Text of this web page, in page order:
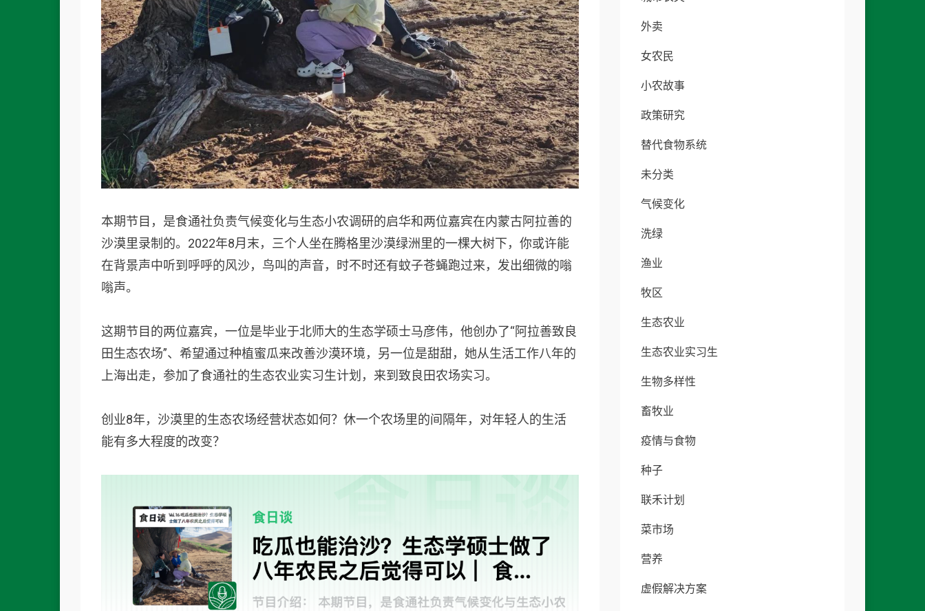
本期节目，是食通社负责气候变化与生态小农调研的启华和两位嘉宾在内蒙古阿拉善的
沙漠里录制的。2022年8月末，三个人坐在腾格里沙漠绿洲里的一棵大树下，你或许能
在背景声中听到呼呼的风沙，鸟叫的声音，时不时还有蚊子苍蝇跑过来，发出细微的嗡
嗡声。
这期节目的两位嘉宾，一位是毕业于北师大的生态学硕士马彦伟，他创办了“阿拉善致良
田生态农场”、希望通过种植蜜瓜来改善沙漠环境，另一位是甜甜，她从生活工作八年的
上海出走，参加了食通社的生态农业实习生计划，来到致良田农场实习。
创业8年，沙漠里的生态农场经营状态如何？休一个农场里的间隔年，对年轻人的生活
能有多大程度的改变？
外卖
女农民
小农故事
政策研究
替代食物系统
未分类
气候变化
洗绿
渔业
牧区
生态农业
生态农业实习生
生物多样性
畜牧业
疫情与食物
种子
联禾计划
菜市场
营养
虚假解决方案